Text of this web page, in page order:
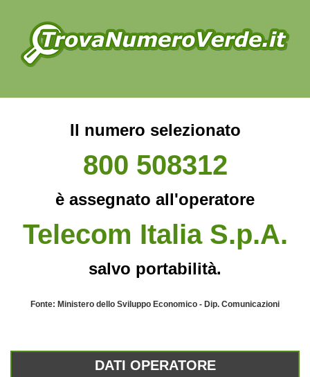
Il numero selezionato
800 508312
è assegnato all'operatore
Telecom Italia S.p.A.
salvo portabilità.
Fonte: Ministero dello Sviluppo Economico - Dip. Comunicazioni
DATI OPERATORE